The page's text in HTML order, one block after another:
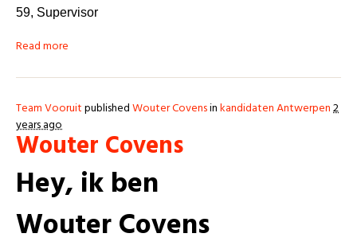
59, Supervisor
Read more
Team VooruitpublishedWouter Covensinkandidaten Antwerpen2
years ago
Wouter Covens
Hey, ik ben
Wouter Covens